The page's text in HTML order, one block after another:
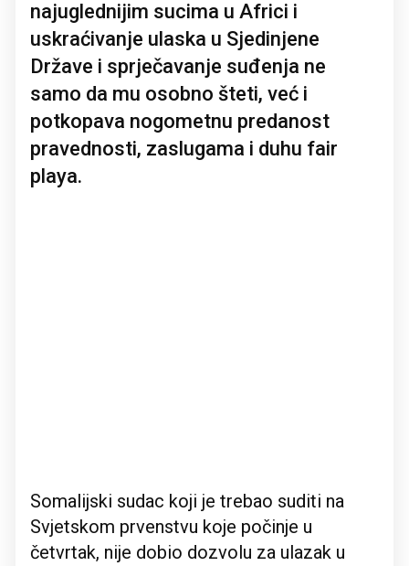
najuglednijim sucima u Africi i
uskraćivanje ulaska u Sjedinjene
Države i sprječavanje suđenja ne
samo da mu osobno šteti, već i
potkopava nogometnu predanost
pravednosti, zaslugama i duhu fair
playa.
Somalijski sudac koji je trebao suditi na
Svjetskom prvenstvu koje počinje u
četvrtak, nije dobio dozvolu za ulazak u